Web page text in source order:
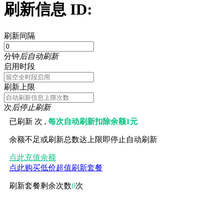
刷新信息 ID:
刷新间隔
分钟后自动刷新
启用时段
刷新上限
次后停止刷新
已刷新 次 ,每次自动刷新扣除余额1元
余额不足或刷新总数达上限即停止自动刷新
点此充值余额
点此购买低价超值刷新套餐
刷新套餐剩余次数0次